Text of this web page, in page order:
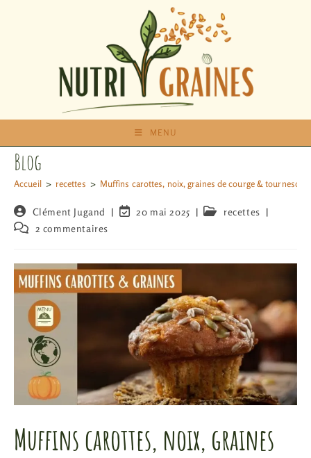
MENU
Blog
Accueil > recettes > Muffins carottes, noix, graines de courge & tournesol
Clément Jugand 20 mai 2025
recettes
2 commentaires
Muffins carottes, noix, graines